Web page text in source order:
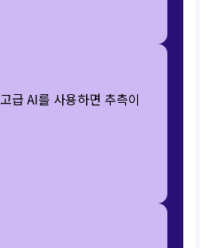
급 AI를 사용하면 추측이